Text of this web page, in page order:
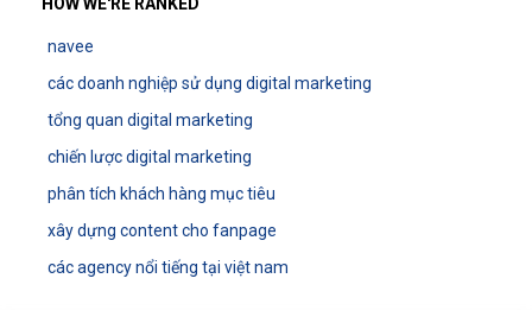
HOW WE'RE RANKED
navee
các doanh nghiệp sử dụng digital marketing
tổng quan digital marketing
chiến lược digital marketing
phân tích khách hàng mục tiêu
xây dựng content cho fanpage
các agency nổi tiếng tại việt nam